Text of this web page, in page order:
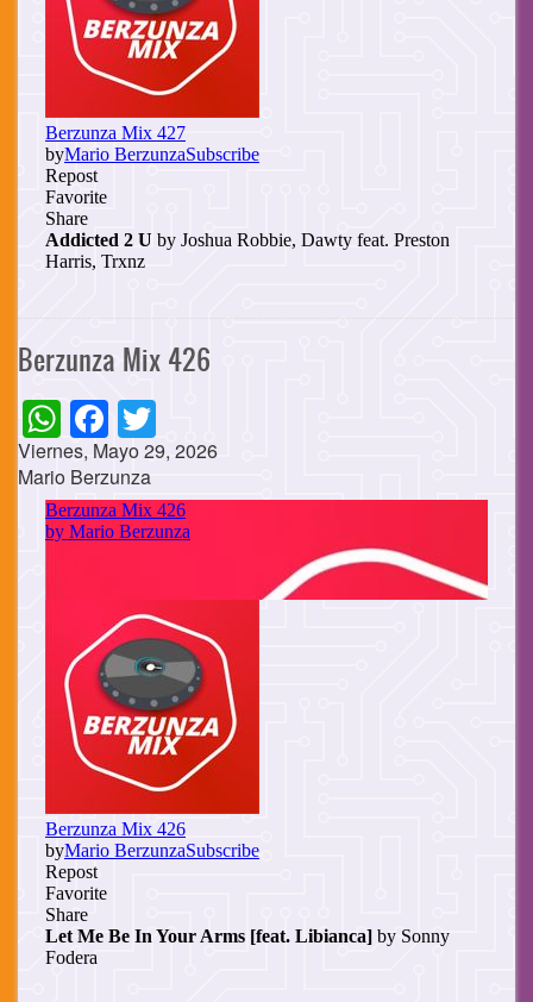
Berzunza Mix 426
WhatsApp
Facebook
Viernes, Mayo 29, 2026
Mario Berzunza
Cuerpo